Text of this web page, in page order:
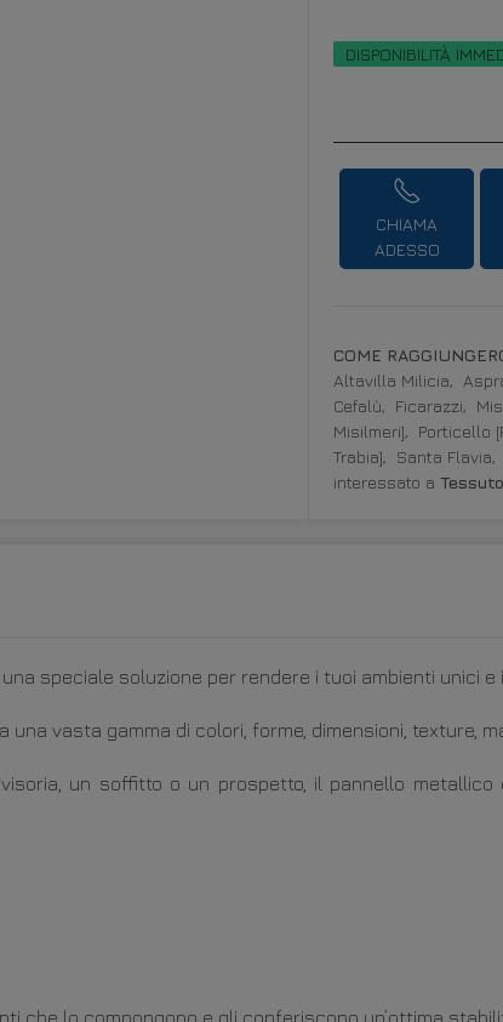
DISPONIBILITÀ
CHIAMA
ADESSO
COME
Altavilla Milicia,
Cefalù, Ficarazzi,
Misilmeri], Porticello
Trabia], Santa Flavia,
interessato a
speciale soluzione per rendere i tuoi ambienti unici e
vasta gamma di colori, forme, dimensioni, texture,
un soffitto o un prospetto, il pannello
che lo compongono e gli conferiscono un’ottima